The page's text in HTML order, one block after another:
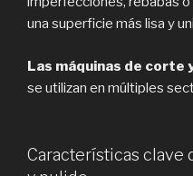
una superficie más lisa y
Las máquinas de corte
se utilizan en múltiples
Características clave